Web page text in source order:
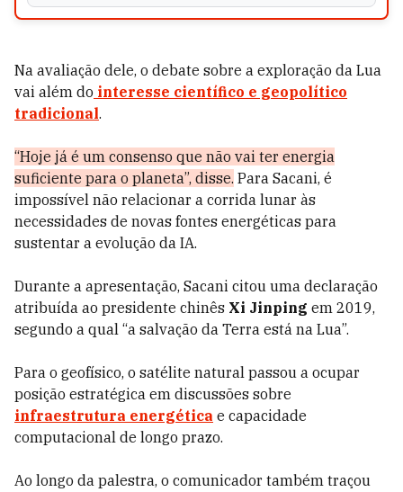
Na avaliação dele, o debate sobre a exploração da Lua
vai além do interesse científico e geopolítico
tradicional.
“Hoje já é um consenso que não vai ter energia
suficiente para o planeta”, disse. Para Sacani, é
impossível não relacionar a corrida lunar às
necessidades de novas fontes energéticas para
sustentar a evolução da IA.
Durante a apresentação, Sacani citou uma declaração
atribuída ao presidente chinês Xi Jinping em 2019,
segundo a qual “a salvação da Terra está na Lua”.
Para o geofísico, o satélite natural passou a ocupar
posição estratégica em discussões sobre
infraestrutura energética e capacidade
computacional de longo prazo.
Ao longo da palestra, o comunicador também traçou